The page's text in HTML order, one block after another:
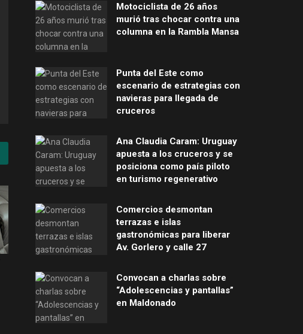
Motociclista de 26 años
murió tras chocar contra una
columna en la Rambla Mansa
Punta del Este como
escenario de estrategias con
navieras para llegada de
cruceros
Ana Claudia Caram: Uruguay
apuesta a los cruceros y se
posiciona como país piloto
en turismo regenerativo
Comercios desmontan
terrazas e islas
gastronómicas para liberar
Av. Gorlero y calle 27
Convocan a charlas sobre
“Adolescencias y pantallas”
en Maldonado